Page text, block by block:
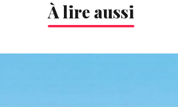
À lire aussi